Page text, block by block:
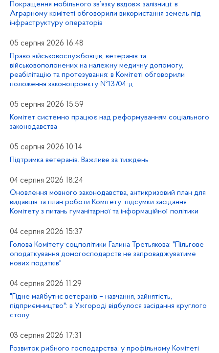
Покращення мобільного зв’язку вздовж залізниці: в
Аграрному комітеті обговорили використання земель під
інфраструктуру операторів
05 серпня 2026 16:48
Право військовослужбовців, ветеранів та
військовополонених на належну медичну допомогу,
реабілітацію та протезування: в Комітеті обговорили
положення законопроекту №13704-д
05 серпня 2026 15:59
Комітет системно працює над реформуванням соціального
законодавства
05 серпня 2026 10:14
Підтримка ветеранів. Важливе за тиждень
04 серпня 2026 18:24
Оновлення мовного законодавства, антикризовий план для
видавців та план роботи Комітету: підсумки засідання
Комітету з питань гуманітарної та інформаційної політики
04 серпня 2026 15:37
Голова Комітету соцполітики Галина Третьякова: "Пільгове
оподаткування домогосподарств не запроваджуватиме
нових податків"
04 серпня 2026 11:29
"Гідне майбутнє ветеранів – навчання, зайнятість,
підприємництво": в Ужгороді відбулося засідання круглого
столу
03 серпня 2026 17:31
Розвиток рибного господарства: у профільному Комітеті